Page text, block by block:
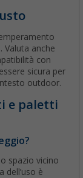
Valuta anche
con
sicura per
outdoor.
e paletti
spazio vicino
dell’uso è